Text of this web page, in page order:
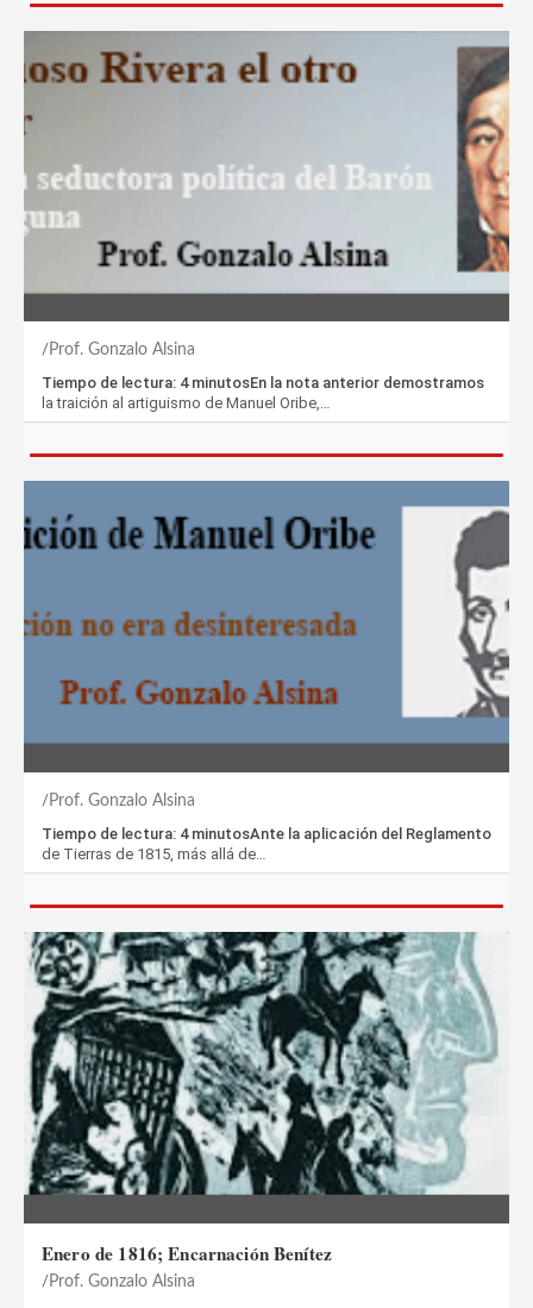
Prof. Gonzalo Alsina
Tiempo de lectura: 4 minutosEn la nota anterior demostramos
la traición al artiguismo de Manuel Oribe,…
Prof. Gonzalo Alsina
Tiempo de lectura: 4 minutosAnte la aplicación del Reglamento
de Tierras de 1815, más allá de…
Enero de 1816; Encarnación Benítez
Prof. Gonzalo Alsina